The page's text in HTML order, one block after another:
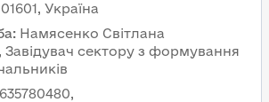
Україна
: Намясенко Світлана
Завідувач сектору з формування